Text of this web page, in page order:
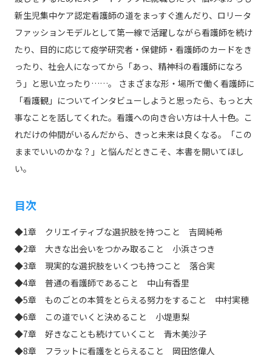
新生児集中ケア認定看護師の道をまっすぐ進んだり、ロリータ
ファッションモデルとして第一線で活躍しながら看護師を続け
たり、目的に応じて疫学研究者・保健師・看護師のカードをき
ったり、社会人になってから「あっ、精神科の看護師になろ
う」と思い立ったり……。 さまざまな形・場所で働く看護師に
「看護観」についてインタビューしようと思ったら、もっと大
事なことを話してくれた。看護への向き合い方は十人十色。こ
れだけの仲間がいるんだから、きっと未来は良くなる。「この
ままでいいのかな？」と悩んだときこそ、本書を開いてほし
い。
目次
◆1章 クリエイティブな選択肢を持つこと 吉岡純希
◆2章 大きな出会いをつかみ取ること 小浜さつき
◆3章 現実的な選択肢をいくつも持つこと 落合実
◆4章 普通の看護師であること 中山有香里
◆5章 ものごとの本質をとらえる努力をすること 中村実穂
◆6章 この道でいくと決めること 小堤恵梨
◆7章 好きなことも続けていくこと 青木美沙子
◆8章 フラットに看護をとらえること 岡田悠偉人